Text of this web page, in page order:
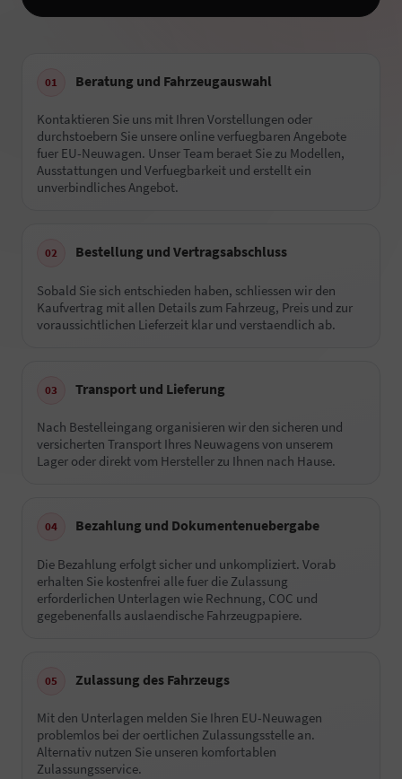
Beratung und Fahrzeugauswahl
Kontaktieren Sie uns mit Ihren Vorstellungen oder
durchstoebern Sie unsere online verfuegbaren Angebote
fuer EU-Neuwagen. Unser Team beraet Sie zu Modellen,
Ausstattungen und Verfuegbarkeit und erstellt ein
unverbindliches Angebot.
Bestellung und Vertragsabschluss
Sobald Sie sich entschieden haben, schliessen wir den
Kaufvertrag mit allen Details zum Fahrzeug, Preis und zur
voraussichtlichen Lieferzeit klar und verstaendlich ab.
Transport und Lieferung
Nach Bestelleingang organisieren wir den sicheren und
versicherten Transport Ihres Neuwagens von unserem
Lager oder direkt vom Hersteller zu Ihnen nach Hause.
Bezahlung und Dokumentenuebergabe
Die Bezahlung erfolgt sicher und unkompliziert. Vorab
erhalten Sie kostenfrei alle fuer die Zulassung
erforderlichen Unterlagen wie Rechnung, COC und
gegebenenfalls auslaendische Fahrzeugpapiere.
Zulassung des Fahrzeugs
Mit den Unterlagen melden Sie Ihren EU-Neuwagen
problemlos bei der oertlichen Zulassungsstelle an.
Alternativ nutzen Sie unseren komfortablen
Zulassungsservice.